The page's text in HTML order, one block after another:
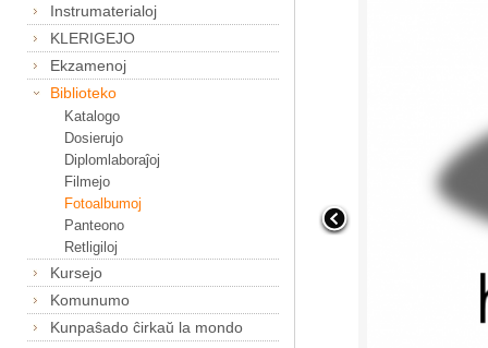
Instrumaterialoj
KLERIGEJO
Ekzamenoj
Biblioteko
Katalogo
Dosierujo
Diplomlaboraĵoj
Filmejo
Fotoalbumoj
Panteono
Retligiloj
Kursejo
Komunumo
Kunpaŝado ĉirkaŭ la mondo